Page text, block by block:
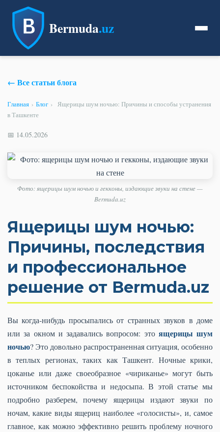
Bermuda.uz
← Все статьи блога
Главная › Блог ›
Ящерицы шум ночью: Причины и способы устранения
в Ташкенте
📅 14.05.2026
Фото: ящерицы шум ночью и гекконы, издающие звуки на стене —
Bermuda.uz
Ящерицы шум ночью:
Причины, последствия
и профессиональное
решение от Bermuda.uz
Вы когда-нибудь просыпались от странных звуков в доме
или за окном и задавались вопросом: это ящерицы шум
ночью? Это довольно распространенная ситуация, особенно
в теплых регионах, таких как Ташкент. Ночные крики,
цоканье или даже своеобразное «чириканье» могут быть
источником беспокойства и недосыпа. В этой статье мы
подробно разберем, почему ящерицы издают звуки по
ночам, какие виды ящериц наиболее «голосисты», и, самое
главное, как можно эффективно решить проблему ночного